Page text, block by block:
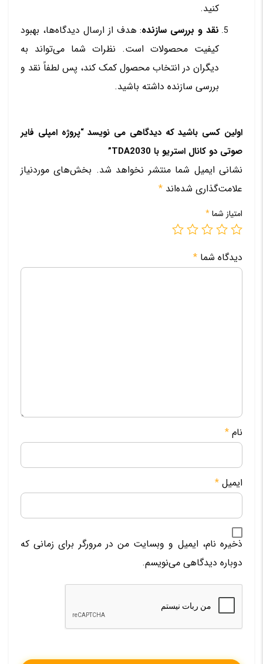
کنید.
نقد و بررسی سازنده: هدف از ارسال دیدگاه‌ها، بهبود
کیفیت محصولات است. نظرات شما می‌تواند به
دیگران در انتخاب محصول کمک کند، پس لطفاً نقد و
بررسی سازنده داشته باشید.
اولین کسی باشید که دیدگاهی می نویسد “پروژه امپلی فایر
صوتی دو کانال استریو با TDA2030”
نشانی ایمیل شما منتشر نخواهد شد. بخش‌های موردنیاز
علامت‌گذاری شده‌اند *
امتیاز شما*
دیدگاه شما *
نام *
ایمیل *
ذخیره نام، ایمیل و وبسایت من در مرورگر برای زمانی که
دوباره دیدگاهی می‌نویسم.